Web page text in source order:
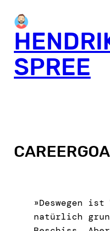
SPREE
»Deswegen ist
natürlich